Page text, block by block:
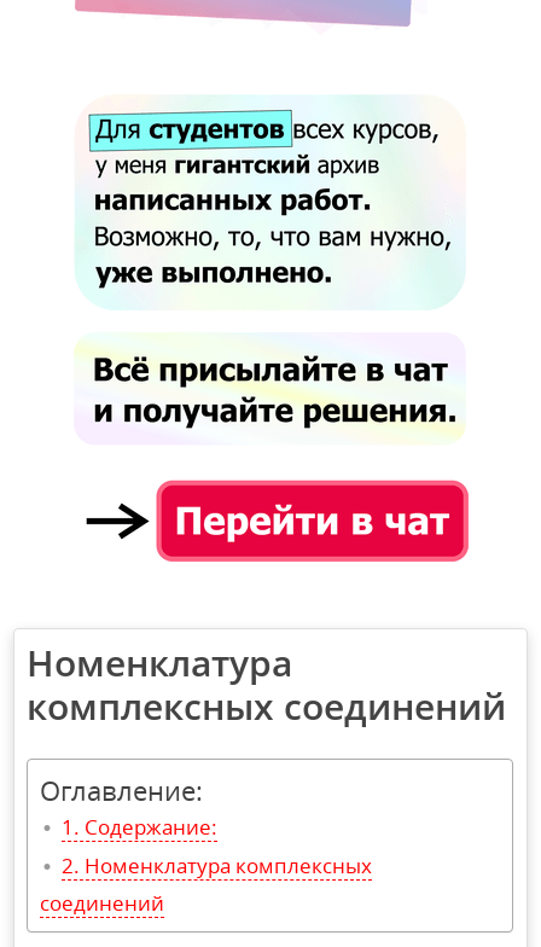
Номенклатура
комплексных соединений
Оглавление:
Содержание:
Номенклатура комплексных
соединений